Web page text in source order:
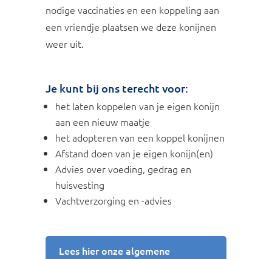
nodige vaccinaties en een koppeling aan
een vriendje plaatsen we deze konijnen
weer uit.
Je kunt bij ons terecht voor:
het laten koppelen van je eigen konijn
aan een nieuw maatje
het adopteren van een koppel konijnen
Afstand doen van je eigen konijn(en)
Advies over voeding, gedrag en
huisvesting
Vachtverzorging en -advies
Lees hier onze algemene